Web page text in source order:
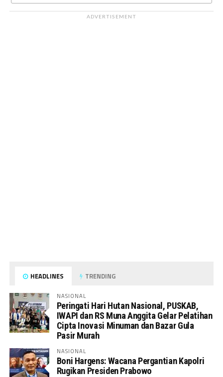
ADVERTISEMENT
HEADLINES TRENDING
NASIONAL
Peringati Hari Hutan Nasional, PUSKAB,
IWAPI dan RS Muna Anggita Gelar Pelatihan
Cipta Inovasi Minuman dan Bazar Gula
Pasir Murah
NASIONAL
Boni Hargens: Wacana Pergantian Kapolri
Rugikan Presiden Prabowo